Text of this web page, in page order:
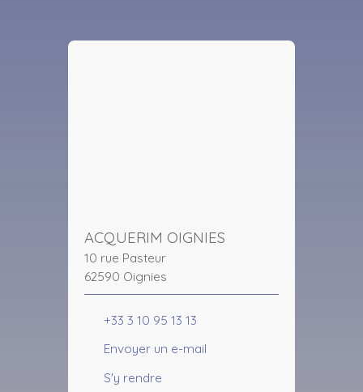
ACQUERIM OIGNIES
10 rue Pasteur
62590 Oignies
+33 3 10 95 13 13
Envoyer un e-mail
S'y rendre